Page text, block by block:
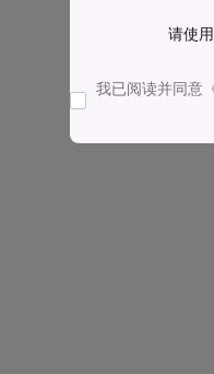
请使
我已阅读并同意